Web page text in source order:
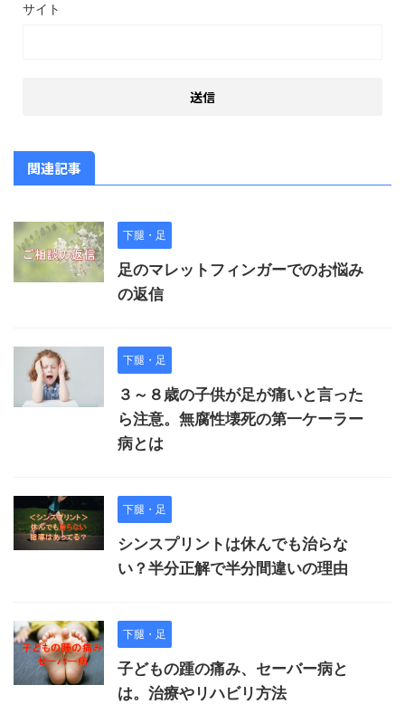
サイト
関連記事
下腿・足
足のマレットフィンガーでのお悩み
の返信
下腿・足
３～８歳の子供が足が痛いと言った
ら注意。無腐性壊死の第一ケーラー
病とは
下腿・足
シンスプリントは休んでも治らな
い？半分正解で半分間違いの理由
下腿・足
子どもの踵の痛み、セーバー病と
は。治療やリハビリ方法